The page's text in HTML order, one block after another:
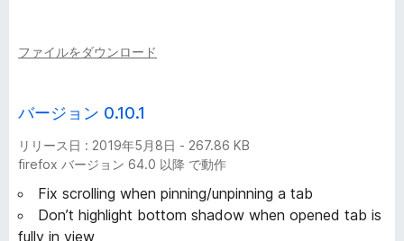
ファイルをダウンロード
バージョン 0.10.1
リリース日 : 2019年5月8日 - 267.86 KB
firefox バージョン 64.0 以降 で動作
Fix scrolling when pinning/unpinning a tab
Don’t highlight bottom shadow when opened tab is
fully in view